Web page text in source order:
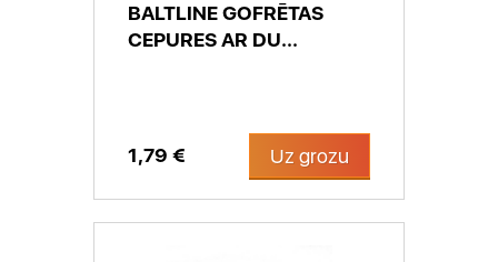
BALTLINE GOFRĒTAS
CEPURES AR DU...
1,79 € Uz grozu